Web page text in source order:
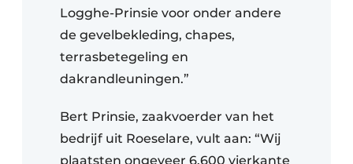
Logghe-Prinsie voor onder andere
de gevelbekleding, chapes,
terrasbetegeling en
dakrandleuningen.”
Bert Prinsie, zaakvoerder van het
bedrijf uit Roeselare, vult aan: “Wij
plaatsten ongeveer 6.600 vierkante